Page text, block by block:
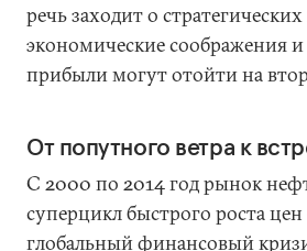
речь заходит о
экономические соображения
прибыли могут отойти на
От попутного ветра к
С 2000 по 2014 год рынок
суперцикл быстрого роста
глобальный финансовый